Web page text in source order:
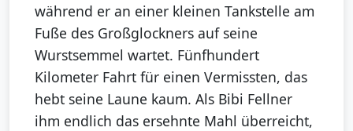
während er an einer kleinen Tankstelle am
Fuße des Großglockners auf seine
Wurstsemmel wartet. Fünfhundert
Kilometer Fahrt für einen Vermissten, das
hebt seine Laune kaum. Als Bibi Fellner
ihm endlich das ersehnte Mahl überreicht,